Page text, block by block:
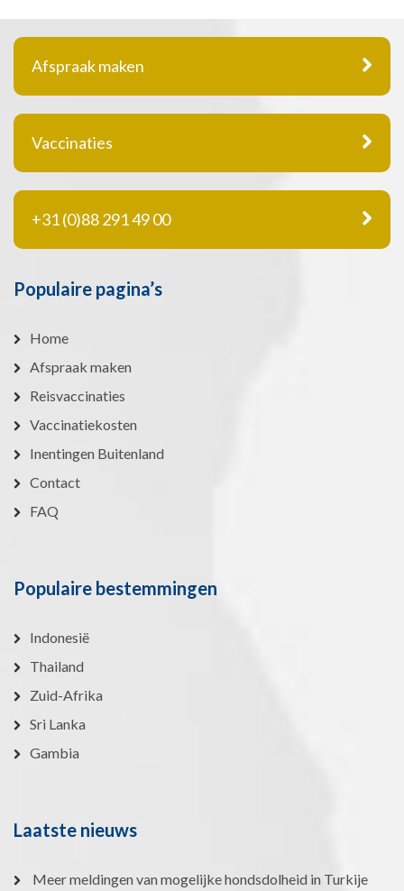
Afspraak maken
Vaccinaties
+31 (0)88 291 49 00
Populaire pagina’s
Home
Afspraak maken
Reisvaccinaties
Vaccinatiekosten
Inentingen Buitenland
Contact
FAQ
Populaire bestemmingen
Indonesië
Thailand
Zuid-Afrika
Sri Lanka
Gambia
Laatste nieuws
Meer meldingen van mogelijke hondsdolheid in Turkije